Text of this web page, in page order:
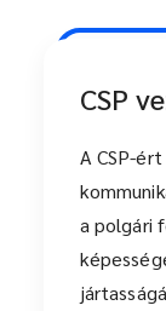
CSP
A CSP-
a polgári